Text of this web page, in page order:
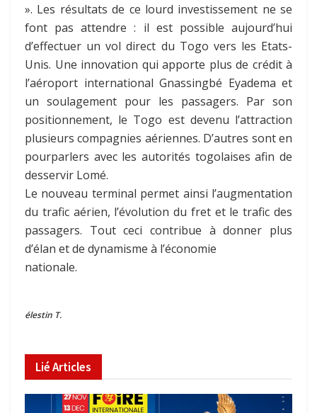
». Les résultats de ce lourd investissement ne se
font pas attendre : il est possible aujourd’hui
d’effectuer un vol direct du Togo vers les Etats-
Unis. Une innovation qui apporte plus de crédit à
l’aéroport international Gnassingbé Eyadema et
un soulagement pour les passagers. Par son
positionnement, le Togo est devenu l’attraction
plusieurs compagnies aériennes. D’autres sont en
pourparlers avec les autorités togolaises afin de
desservir Lomé.
Le nouveau terminal permet ainsi l’augmentation
du trafic aérien, l’évolution du fret et le trafic des
passagers. Tout ceci contribue à donner plus
d’élan et de dynamisme à l’économie
nationale.
élestin T.
LiéArticles